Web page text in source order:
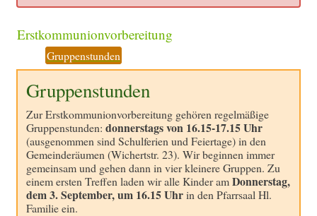
Erstkommunionvorbereitung
Gruppenstunden
Gruppenstunden
Zur Erstkommunionvorbereitung gehören regelmäßige
Gruppenstunden: donnerstags von 16.15-17.15 Uhr
(ausgenommen sind Schulferien und Feiertage) in den
Gemeinderäumen (Wichertstr. 23). Wir beginnen immer
gemeinsam und gehen dann in vier kleinere Gruppen. Zu
einem ersten Treffen laden wir alle Kinder amDonnerstag,
dem 3. September, um 16.15 Uhrin den Pfarrsaal Hl.
Familie ein.